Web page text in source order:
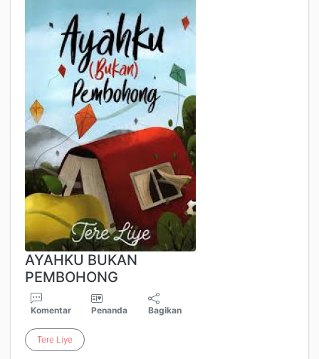
AYAHKU BUKAN
PEMBOHONG
Komentar Penanda Bagikan
Tere Liye